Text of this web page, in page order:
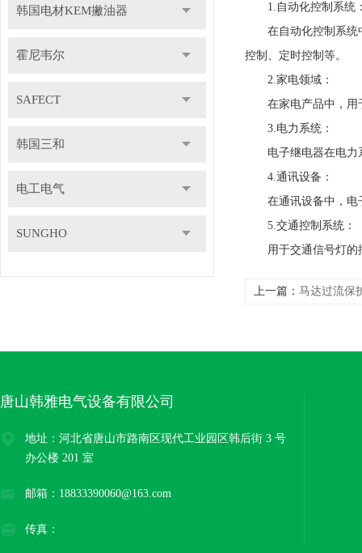
韩国电材KEM撇油器
霍尼韦尔
SAFECT
韩国三和
电工电气
SUNGHO
1.自动化控制系统
在自动化控制系统中
控制、定时控制等。
2.家电领域：
在家电产品中，用于
3.电力系统：
电子继电器在电力系
4.通讯设备：
在通讯设备中，电子
5.交通控制系统：
用于交通信号灯的控
上一篇： 马达过流保
唐山韩雅电气设备有限公司
地址：河北省唐山市路南区现代工业园区韩后街 3 号
办公楼 201 室
邮箱：18833390060@163.com
传真：